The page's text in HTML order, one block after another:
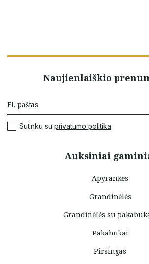
Auksiniai
Apyrankės
Grandinėlės
Grandinėlės su
Pakabukai
Pirsingas
Naujienlaiškio
Sutinku su privatumo politika